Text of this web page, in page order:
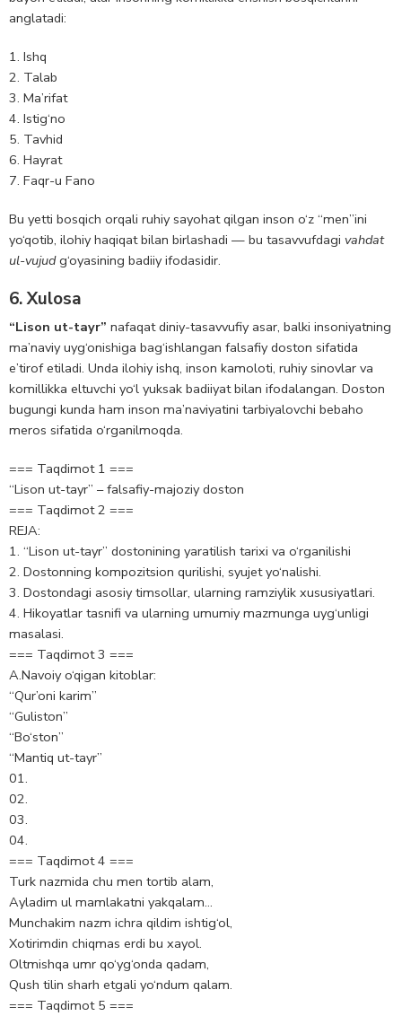
anglatadi:
Ishq
Talab
Ma’rifat
Istig‘no
Tavhid
Hayrat
Faqr-u Fano
Bu yetti bosqich orqali ruhiy sayohat qilgan inson o‘z “men”ini
yo‘qotib, ilohiy haqiqat bilan birlashadi — bu tasavvufdagi vahdat
ul-vujudg‘oyasining badiiy ifodasidir.
6. Xulosa
“Lison ut-tayr” nafaqat diniy-tasavvufiy asar, balki insoniyatning
ma’naviy uyg‘onishiga bag‘ishlangan falsafiy doston sifatida
e’tirof etiladi. Unda ilohiy ishq, inson kamoloti, ruhiy sinovlar va
komillikka eltuvchi yo‘l yuksak badiiyat bilan ifodalangan. Doston
bugungi kunda ham inson ma’naviyatini tarbiyalovchi bebaho
meros sifatida o‘rganilmoqda.
=== Taqdimot 1 ===
“Lison ut-tayr” – falsafiy-majoziy doston
=== Taqdimot 2 ===
REJA:
1. “Lison ut-tayr” dostonining yaratilish tarixi va o‘rganilishi
2. Dostonning kompozitsion qurilishi, syujet yo‘nalishi.
3. Dostondagi asosiy timsollar, ularning ramziylik xususiyatlari.
4. Hikoyatlar tasnifi va ularning umumiy mazmunga uyg‘unligi
masalasi.
=== Taqdimot 3 ===
А.Navoiy o‘qigan kitoblar:
“Qur’oni karim”
“Guliston”
“Bo‘ston”
“Mantiq ut-tayr”
01.
02.
03.
04.
=== Taqdimot 4 ===
Turk nazmida chu men tortib alam,
Ayladim ul mamlakatni yakqalam…
Munchakim nazm ichra qildim ishtig‘ol,
Xotirimdin chiqmas erdi bu xayol.
Oltmishqa umr qo‘yg‘onda qadam,
Qush tilin sharh etgali yo‘ndum qalam.
=== Taqdimot 5 ===